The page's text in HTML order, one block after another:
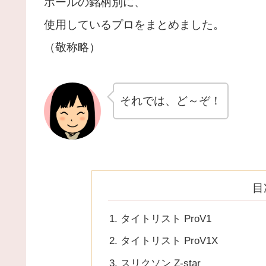
使用しているプロをまとめました。
（敬称略）
それでは、ど～ぞ！
タイトリスト ProV1
タイトリスト ProV1X
スリクソン Z-star